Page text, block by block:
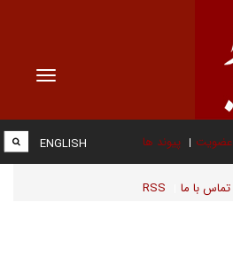
Toggle
عضویت پیوند ها
تماس با ما RSS
ENGLISH